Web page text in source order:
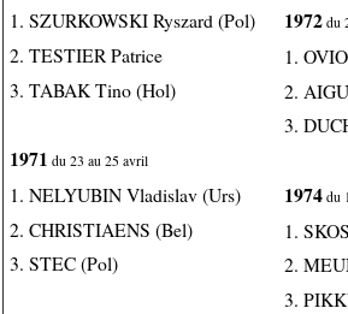
1. SZURKOWSKI Ryszard (Pol)
2. TESTIER Patrice
3. TABAK Tino (Hol)
1971 du 23 au 25 avril
1. NELYUBIN Vladislav (Urs)
2. CHRISTIAENS (Bel)
3. STEC (Pol)
1972 du
1.
2.
3.
1974 du
1.
2.
3.